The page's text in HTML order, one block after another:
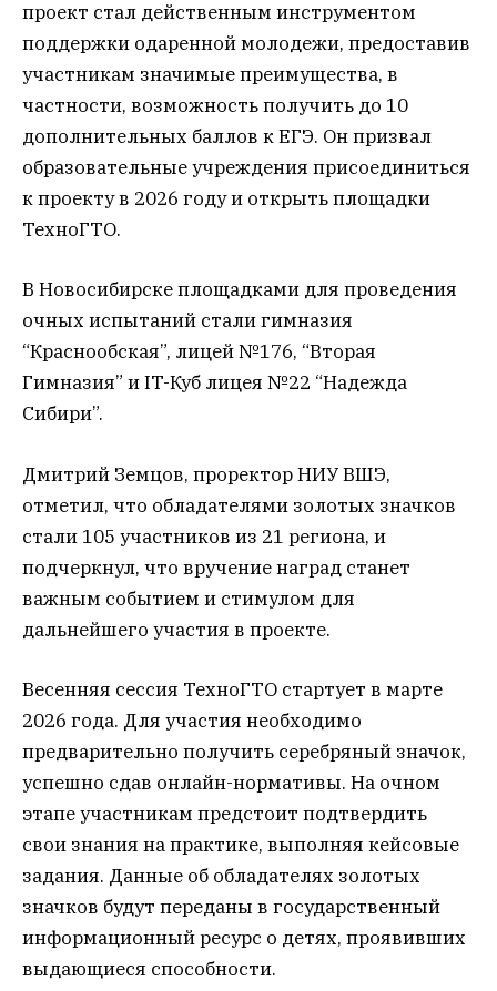
проект стал действенным инструментом
поддержки одаренной молодежи, предоставив
участникам значимые преимущества, в
частности, возможность получить до 10
дополнительных баллов к ЕГЭ. Он призвал
образовательные учреждения присоединиться
к проекту в 2026 году и открыть площадки
ТехноГТО.
В Новосибирске площадками для проведения
очных испытаний стали гимназия
“Краснообская”, лицей №176, “Вторая
Гимназия” и IT-Куб лицея №22 “Надежда
Сибири”.
Дмитрий Земцов, проректор НИУ ВШЭ,
отметил, что обладателями золотых значков
стали 105 участников из 21 региона, и
подчеркнул, что вручение наград станет
важным событием и стимулом для
дальнейшего участия в проекте.
Весенняя сессия ТехноГТО стартует в марте
2026 года. Для участия необходимо
предварительно получить серебряный значок,
успешно сдав онлайн-нормативы. На очном
этапе участникам предстоит подтвердить
свои знания на практике, выполняя кейсовые
задания. Данные об обладателях золотых
значков будут переданы в государственный
информационный ресурс о детях, проявивших
выдающиеся способности.